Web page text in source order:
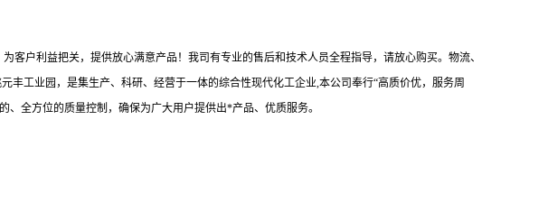
户利益把关，提供放心满意产品！我司有专业的售后和技术人员全程指导，请放心购买。物流、
工业园，是集生产、科研、经营于一体的综合性现代化工企业,本公司奉行“高质价优，服务周
全方位的质量控制，确保为广大用户提供出*产品、优质服务。